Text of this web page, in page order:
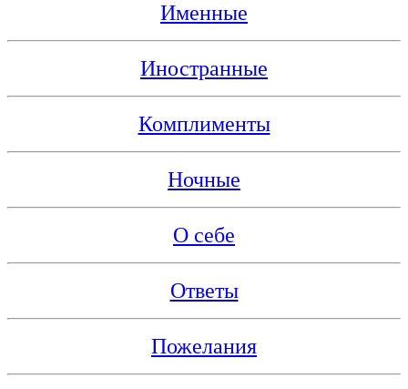
Именные
Иностранные
Комплименты
Ночные
О себе
Ответы
Пожелания